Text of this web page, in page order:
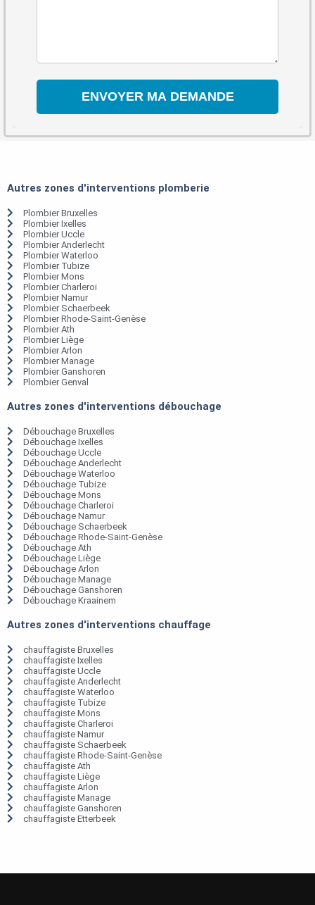
Autres zones d'interventions plomberie
Plombier Bruxelles
Plombier Ixelles
Plombier Uccle
Plombier Anderlecht
Plombier Waterloo
Plombier Tubize
Plombier Mons
Plombier Charleroi
Plombier Namur
Plombier Schaerbeek
Plombier Rhode-Saint-Genèse
Plombier Ath
Plombier Liège
Plombier Arlon
Plombier Manage
Plombier Ganshoren
Plombier Genval
Autres zones d'interventions débouchage
Débouchage Bruxelles
Débouchage Ixelles
Débouchage Uccle
Débouchage Anderlecht
Débouchage Waterloo
Débouchage Tubize
Débouchage Mons
Débouchage Charleroi
Débouchage Namur
Débouchage Schaerbeek
Débouchage Rhode-Saint-Genèse
Débouchage Ath
Débouchage Liège
Débouchage Arlon
Débouchage Manage
Débouchage Ganshoren
Débouchage Kraainem
Autres zones d'interventions chauffage
chauffagiste Bruxelles
chauffagiste Ixelles
chauffagiste Uccle
chauffagiste Anderlecht
chauffagiste Waterloo
chauffagiste Tubize
chauffagiste Mons
chauffagiste Charleroi
chauffagiste Namur
chauffagiste Schaerbeek
chauffagiste Rhode-Saint-Genèse
chauffagiste Ath
chauffagiste Liège
chauffagiste Arlon
chauffagiste Manage
chauffagiste Ganshoren
chauffagiste Etterbeek